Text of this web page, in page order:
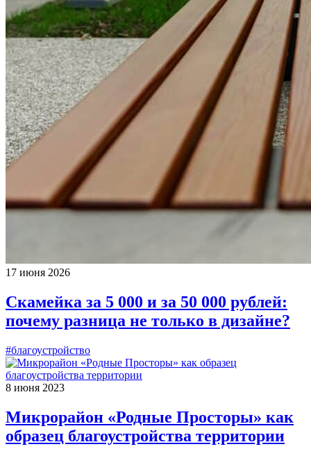
17 июня 2026
Скамейка за 5 000 и за 50 000 рублей:
почему разница не только в дизайне?
#благоустройство
8 июня 2023
Микрорайон «Родные Просторы» как
образец благоустройства территории